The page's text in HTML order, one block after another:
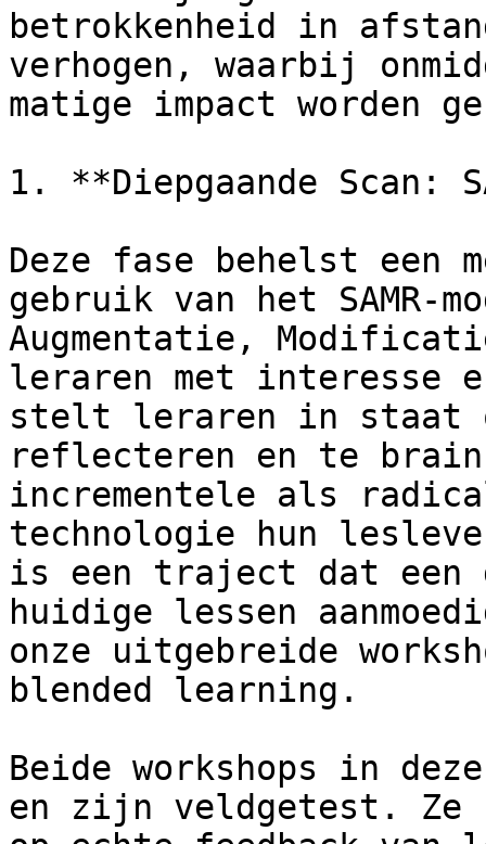
betrokkenheid in
verhogen, waarbij
matige impact worden
1. **Diepgaande Scan:
Deze fase behelst een
gebruik van het SAMR-
Augmentatie,
leraren met interesse
stelt leraren in staat
reflecteren en te
incrementele als
technologie hun
is een traject dat een
huidige lessen
onze uitgebreide
blended learning.
Beide workshops in
en zijn veldgetest.